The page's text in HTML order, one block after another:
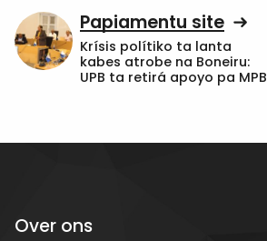
Papiamentu site
Krísis polítiko ta lanta
kabes atrobe na Boneiru:
UPB ta retirá apoyo pa MPB
Over ons